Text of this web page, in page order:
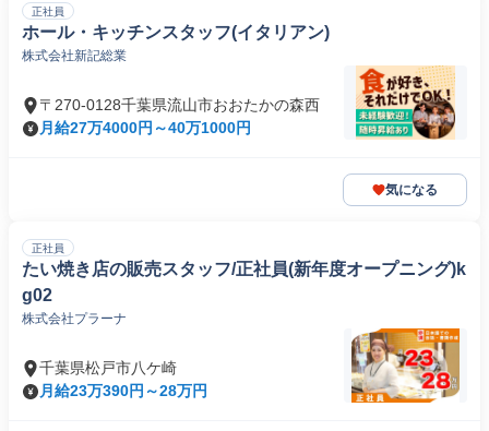
正社員
ホール・キッチンスタッフ(イタリアン)
株式会社新記総業
〒270-0128千葉県流山市おおたかの森西
月給27万4000円～40万1000円
気になる
正社員
たい焼き店の販売スタッフ/正社員(新年度オープニング)k
g02
株式会社プラーナ
千葉県松戸市八ケ崎
月給23万390円～28万円